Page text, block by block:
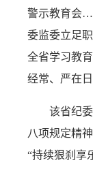
警示教育会
委监委立足
全省学习教
经常、严在日
该省纪委
八项规定精
“持续狠刹享